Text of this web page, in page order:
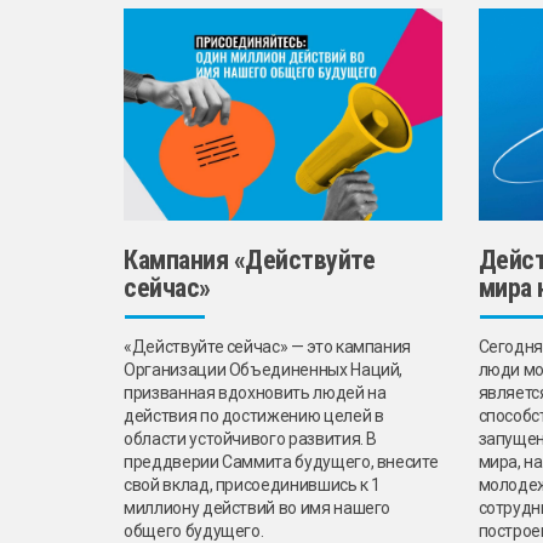
Кампания «Действуйте
сейчас»
«Действуйте сейчас» — это кампания
Организации Объединенных Наций,
призванная вдохновить людей на
действия по достижению целей в
области устойчивого развития. В
преддверии Саммита будущего, внесите
свой вклад, присоединившись к 1
миллиону действий во имя нашего
общего будущего.
мира
люди
мира,